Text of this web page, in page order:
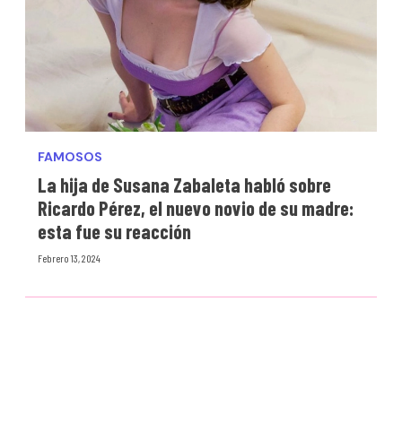
FAMOSOS
La hija de Susana Zabaleta habló sobre
Ricardo Pérez, el nuevo novio de su madre:
esta fue su reacción
Febrero 13, 2024